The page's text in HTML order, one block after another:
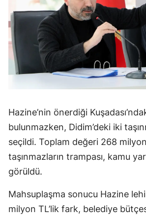
Hazine’nin önerdiği
bulunmazken, Didim’deki iki
seçildi. Toplam değeri 268
taşınmazların trampası, kamu
görüldü.
Mahsuplaşma sonucu Hazine
milyon TL’lik fark, belediye